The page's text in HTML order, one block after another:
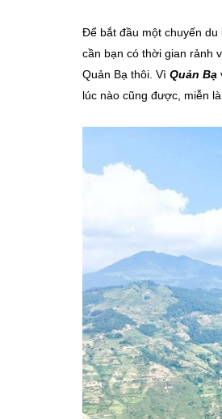
Để bắt đầu một chuyến
cần bạn có thời gian rảnh
Quản Bạ thôi. Vì Quản Bạ
lúc nào cũng được, miễn